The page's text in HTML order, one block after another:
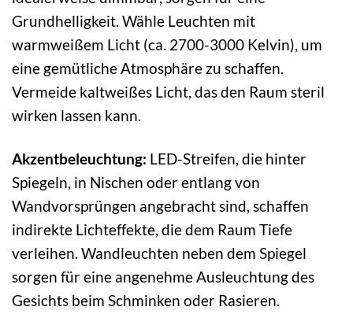
Grundhelligkeit. Wähle Leuchten mit
warmweißem Licht (ca. 2700-3000 Kelvin), um
eine gemütliche Atmosphäre zu schaffen.
Vermeide kaltweißes Licht, das den Raum steril
wirken lassen kann.
Akzentbeleuchtung: LED-Streifen, die hinter
Spiegeln, in Nischen oder entlang von
Wandvorsprüngen angebracht sind, schaffen
indirekte Lichteffekte, die dem Raum Tiefe
verleihen. Wandleuchten neben dem Spiegel
sorgen für eine angenehme Ausleuchtung des
Gesichts beim Schminken oder Rasieren.